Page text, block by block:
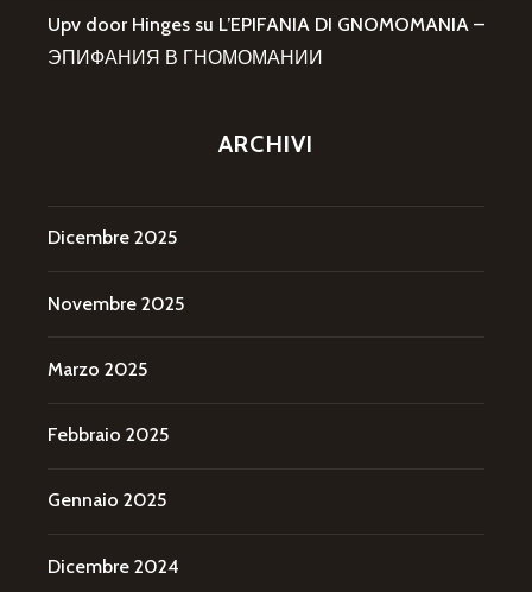
Upv door Hinges su L’EPIFANIA DI GNOMOMANIA –
ЭПИФАНИЯ В ГНОМОМАНИИ
ARCHIVI
Dicembre 2025
Novembre 2025
Marzo 2025
Febbraio 2025
Gennaio 2025
Dicembre 2024